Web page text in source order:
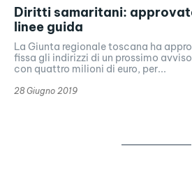
Diritti samaritani:
linee guida
La Giunta regionale toscana ha
fissa gli indirizzi di un prossimo
con quattro milioni di euro, per...
28 Giugno 2019